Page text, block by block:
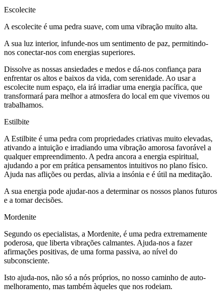
Escolecite
A escolecite é uma pedra suave, com uma vibração muito alta.
A sua luz interior, infunde-nos um sentimento de paz, permitindo-
nos conectar-nos com energias superiores.
Dissolve as nossas ansiedades e medos e dá-nos confiança para
enfrentar os altos e baixos da vida, com serenidade. Ao usar a
escolecite num espaço, ela irá irradiar uma energia pacífica, que
transformará para melhor a atmosfera do local em que vivemos ou
trabalhamos.
Estilbite
A Estilbite é uma pedra com propriedades criativas muito elevadas,
ativando a intuição e irradiando uma vibração amorosa favorável a
qualquer empreendimento. A pedra ancora a energia espiritual,
ajudando a por em prática pensamentos intuitivos no plano físico.
Ajuda nas aflições ou perdas, alivia a insónia e é útil na meditação.
A sua energia pode ajudar-nos a determinar os nossos planos futuros
e a tomar decisões.
Mordenite
Segundo os epecialistas, a Mordenite, é uma pedra extremamente
poderosa, que liberta vibrações calmantes. Ajuda-nos a fazer
afirmações positivas, de uma forma passiva, ao nível do
subconsciente.
Isto ajuda-nos, não só a nós próprios, no nosso caminho de auto-
melhoramento, mas também àqueles que nos rodeiam.